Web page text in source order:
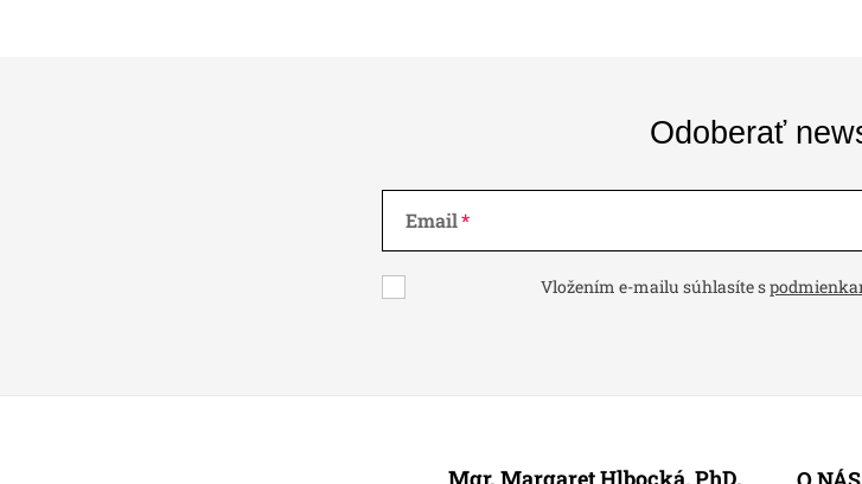
Odoberať
Email
Vložením e-mailu súhlasíte s